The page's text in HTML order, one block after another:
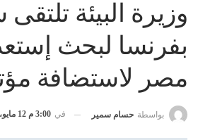
وزيرة البيئة تلتقى
بفرنسا لبحث
مصر لاستضافة
بواسطة حسام سمير في 3:00 م 12 مايو، 2022